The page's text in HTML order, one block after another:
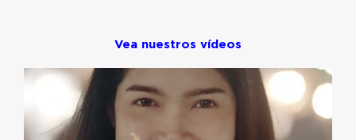
Vea nuestros vídeos